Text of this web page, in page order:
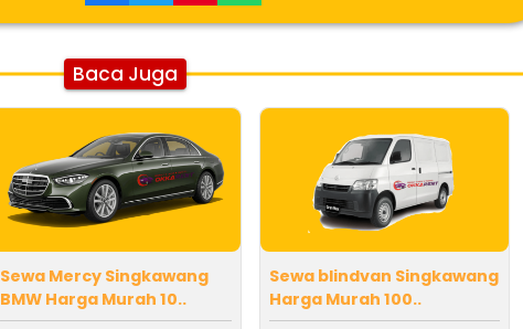
Baca Juga
Sewa Mercy Singkawang
BMW Harga Murah 10..
Sewa blindvan Singkawang
Harga Murah 100..